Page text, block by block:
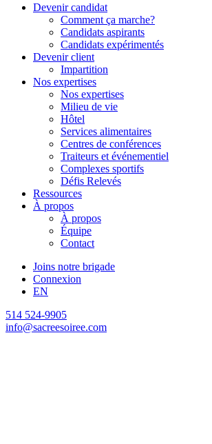
Devenir candidat
Comment ça marche?
Candidats aspirants
Candidats expérimentés
Devenir client
Impartition
Nos expertises
Nos expertises
Milieu de vie
Hôtel
Services alimentaires
Centres de conférences
Traiteurs et événementiel
Complexes sportifs
Défis Relevés
Ressources
À propos
À propos
Équipe
Contact
Joins notre brigade
Connexion
EN
514 524-9905
info@sacreesoiree.com